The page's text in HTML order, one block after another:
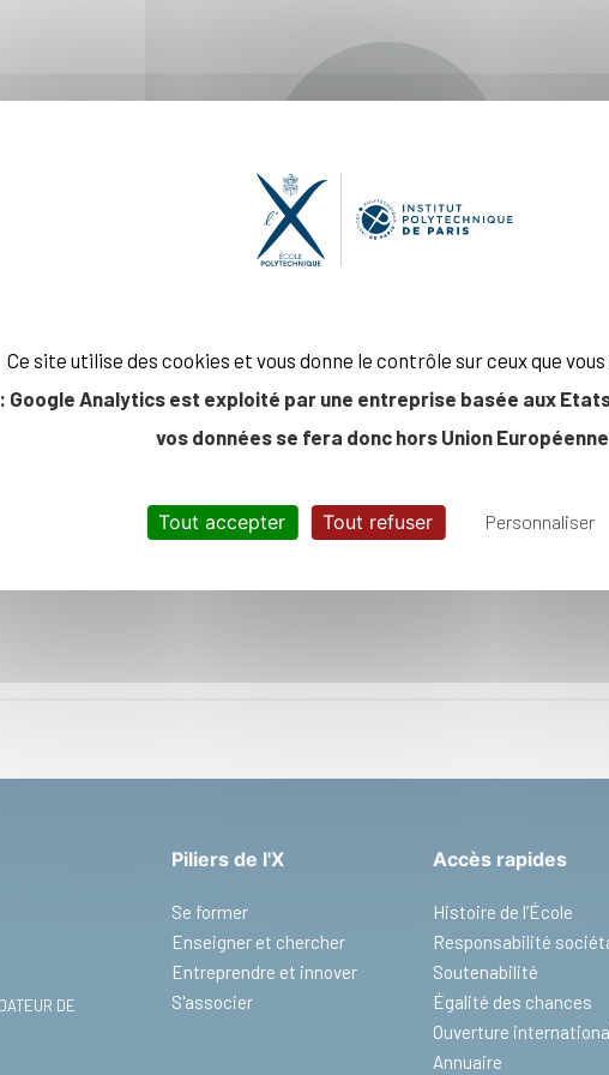
DE
Piliers de l'X
Se former
Enseigner et chercher
Entreprendre et innover
S'associer
Accès rapides
Histoire de l’École
Responsabilité
Soutenabilité
Égalité des chances
Ouverture
Annuaire
Ce site utilise des cookies et vous donne le contrôle sur ceux que
Google Analytics est exploité par une entreprise basée aux
vos données se fera donc hors Union
Tout accepter Tout refuser Personnaliser